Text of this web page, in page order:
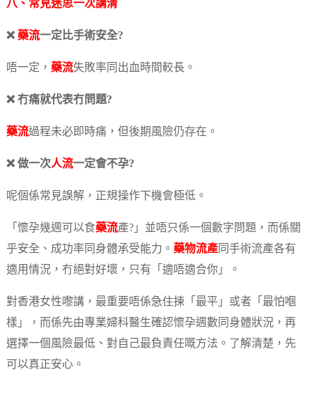
八、常見迷思一次講清
❌藥流一定比手術安全?
唔一定， 藥流失敗率同出血時間較長。
❌ 冇痛就代表冇問題?
藥流過程未必即時痛，但後期風險仍存在。
❌ 做一次人流一定會不孕?
呢個係常見誤解，正規操作下機會極低。
「懷孕幾週可以食藥流產?」並唔只係一個數字問題，而係關
乎安全、成功率同身體承受能力。 藥物流產同手術流產各有
適用情況，冇絕對好壞，只有「適唔適合你」。
對香港女性嚟講，最重要唔係急住揀「最平」或者「最怕嗰
樣」，而係先由專業婦科醫生確認懷孕週數同身體狀況，再
選擇一個風險最低、對自己最負責任嘅方法。了解清楚，先
可以真正安心。